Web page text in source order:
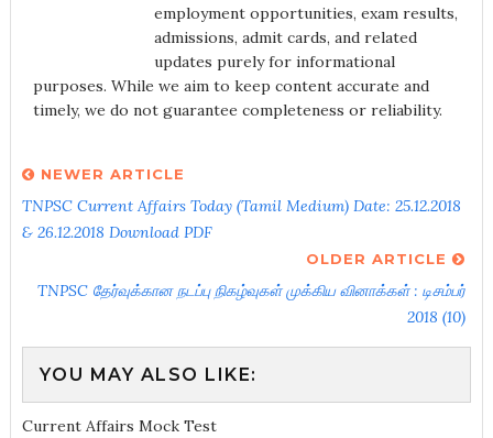
employment opportunities, exam results,
admissions, admit cards, and related
updates purely for informational
purposes. While we aim to keep content accurate and
timely, we do not guarantee completeness or reliability.
NEWER ARTICLE
TNPSC Current Affairs Today (Tamil Medium) Date: 25.12.2018
& 26.12.2018 Download PDF
OLDER ARTICLE
TNPSC தேர்வுக்கான நடப்பு நிகழ்வுகள் முக்கிய வினாக்கள் : டிசம்பர்
2018 (10)
YOU MAY ALSO LIKE:
Current Affairs Mock Test